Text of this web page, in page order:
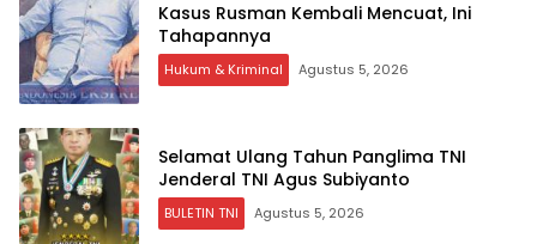
Kasus Rusman Kembali Mencuat, Ini
Tahapannya
Hukum & Kriminal Agustus 5, 2026
Selamat Ulang Tahun Panglima TNI
Jenderal TNI Agus Subiyanto
BULETIN TNI Agustus 5, 2026